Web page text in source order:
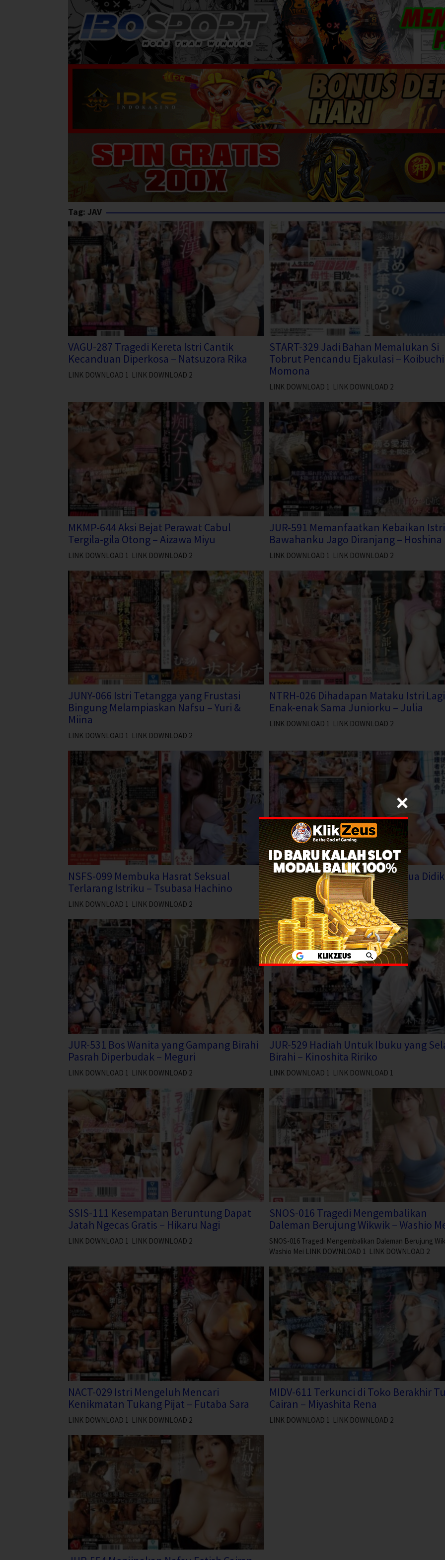
Tag: JAV
VAGU-287 Tragedi Kereta Istri Cantik
Kecanduan Diperkosa – Natsuzora Rika
LINK DOWNLOAD 1 LINK DOWNLOAD 2
START-329 Jadi Bahan Memalukan Si
Tobrut Pencandu Ejakulasi – Koibuchi
Momona
LINK DOWNLOAD 1 LINK DOWNLOAD 2
MKMP-644 Aksi Bejat Perawat Cabul
Tergila-gila Otong – Aizawa Miyu
LINK DOWNLOAD 1 LINK DOWNLOAD 2
JUR-591 Memanfaatkan Kebaikan Istri
Bawahanku Jago Diranjang – Hoshina
LINK DOWNLOAD 1 LINK DOWNLOAD 2
JUNY-066 Istri Tetangga yang Frustasi
Bingung Melampiaskan Nafsu – Yuri &
Miina
LINK DOWNLOAD 1 LINK DOWNLOAD 2
NTRH-026 Dihadapan Mataku Istri Lagi
Enak-enak Sama Juniorku – Julia
LINK DOWNLOAD 1 LINK DOWNLOAD 2
NSFS-099 Membuka Hasrat Seksual
Terlarang Istriku – Tsubasa Hachino
LINK DOWNLOAD 1 LINK DOWNLOAD 2
NGOD-258 Pertemuan Orang Tua Didik
yang Dilanggar – Yui Hatano
LINK DOWNLOAD 1 LINK DOWNLOAD 2
JUR-531 Bos Wanita yang Gampang Birahi
Pasrah Diperbudak – Meguri
LINK DOWNLOAD 1 LINK DOWNLOAD 2
JUR-529 Hadiah Untuk Ibuku yang
Birahi – Kinoshita Ririko
LINK DOWNLOAD 1 LINK DOWNLOAD 1
SSIS-111 Kesempatan Beruntung Dapat
Jatah Ngecas Gratis – Hikaru Nagi
LINK DOWNLOAD 1 LINK DOWNLOAD 2
SNOS-016 Tragedi Mengembalikan
Daleman Berujung Wikwik – Washio
SNOS-016 Tragedi Mengembalikan Daleman Berujung
Washio Mei LINK DOWNLOAD 1 LINK DOWNLOAD 2
NACT-029 Istri Mengeluh Mencari
Kenikmatan Tukang Pijat – Futaba Sara
LINK DOWNLOAD 1 LINK DOWNLOAD 2
MIDV-611 Terkunci di Toko Berakhir
Cairan – Miyashita Rena
LINK DOWNLOAD 1 LINK DOWNLOAD 2